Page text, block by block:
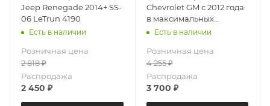
Jeep Renegade 2014+ SS-
06 LeTrun 4190
Есть в наличии
Розничная цена
2 818₽
Распродажа
2 450 ₽
Chevrolet GM с 2012 года
в максимальных
комплектациях canbus
Есть в наличии
Розничная цена
4 255₽
Распродажа
3 700 ₽